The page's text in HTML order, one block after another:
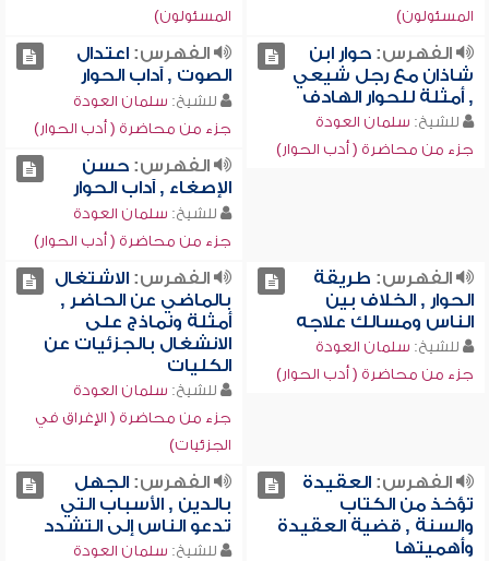
المسئولون)
المسئولون)
الفهرس:حوار ابن
شاذان مع رجل شيعي
, أمثلة للحوار الهادف
للشيخ: سلمان العودة
جزء من محاضرة ( أدب الحوار)
الفهرس:اعتدال
الصوت , آداب الحوار
للشيخ: سلمان العودة
جزء من محاضرة ( أدب الحوار)
الفهرس:حسن
الإصغاء , آداب الحوار
للشيخ: سلمان العودة
جزء من محاضرة ( أدب الحوار)
الفهرس: طريقة
الحوار , الخلاف بين
الناس ومسالك علاجه
للشيخ: سلمان العودة
جزء من محاضرة ( أدب الحوار)
الفهرس:الاشتغال
بالماضي عن الحاضر ,
أمثلة ونماذج على
الانشغال بالجزئيات عن
الكليات
للشيخ: سلمان العودة
جزء من محاضرة ( الإغراق في
الجزئيات)
الفهرس:العقيدة
تؤخذ من الكتاب
والسنة , قضية العقيدة
وأهميتها
الفهرس:الجهل
بالدين , الأسباب التي
تدعو الناس إلى التشدد
للشيخ: سلمان العودة